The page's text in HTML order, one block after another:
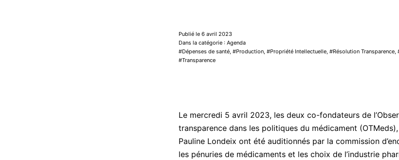
Publié le 6 avril 2023
Dans la catégorie : Agenda
Dépenses de santé
Production Propriété Intellectuelle Résolution Transparence
Transparence
Le mercredi 5 avril 2023, les deux co-fondateurs de
transparence dans les politiques du médicament
Pauline Londeix ont été auditionnés par la commission
les pénuries de médicaments et les choix de l’industrie